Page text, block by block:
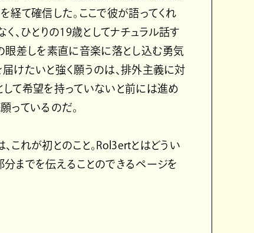
経て確信した。ここで彼が語ってくれ
、ひとりの19歳としてナチュラル話す
眼差しを素直に音楽に落とし込む勇気
けたいと強く願うのは、排外主義に対
して希望を持っていないと前には進め
っているのだ。
これが初とのこと。Rol3ertとはどうい
までを伝えることのできるページを